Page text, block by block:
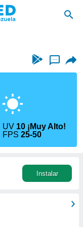
...
UV 10 ¡Muy Alto!
FPS25-50
Instalar